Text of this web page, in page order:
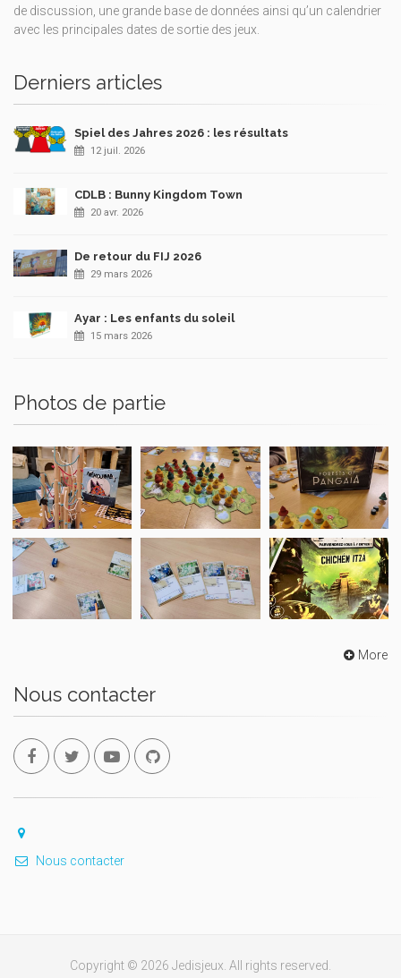
de discussion, une grande base de données ainsi qu’un calendrier
avec les principales dates de sortie des jeux.
Derniers articles
Spiel des Jahres 2026 : les résultats
12 juil. 2026
CDLB : Bunny Kingdom Town
20 avr. 2026
De retour du FIJ 2026
29 mars 2026
Ayar : Les enfants du soleil
15 mars 2026
Photos de partie
More
Nous contacter
Nous contacter
Copyright © 2026 Jedisjeux. All rights reserved.